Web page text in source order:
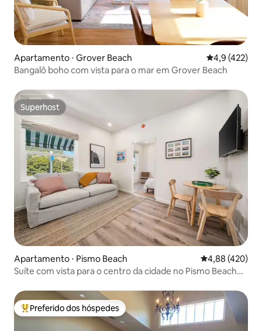
Apartamento ⋅ Grover Beach 4,9 de uma
4,9 (422)
Bangalô boho com vista para o mar em Grover Beach
Superhost
Superhost
Apartamento ⋅ Pismo Beach 4,88 de uma
4,88 (420)
Suíte com vista para o centro da cidade no Pismo Beach
Entre os melhores preferidos dos hóspedes
Preferido dos hóspedes